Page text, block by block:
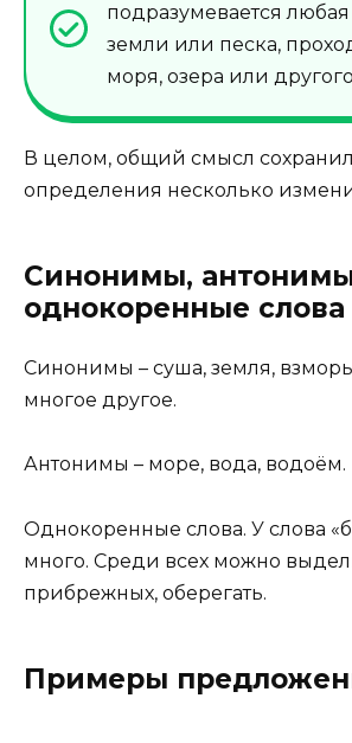
подразумевается
земли или песка,
моря, озера или
В целом, общий смысл
определения несколько
Синонимы,
однокоренные слова
Синонимы – суша, земля,
многое другое.
Антонимы – море, вода, водоём.
Однокоренные слова. У слова
много. Среди всех можно
прибрежных, оберегать.
Примеры